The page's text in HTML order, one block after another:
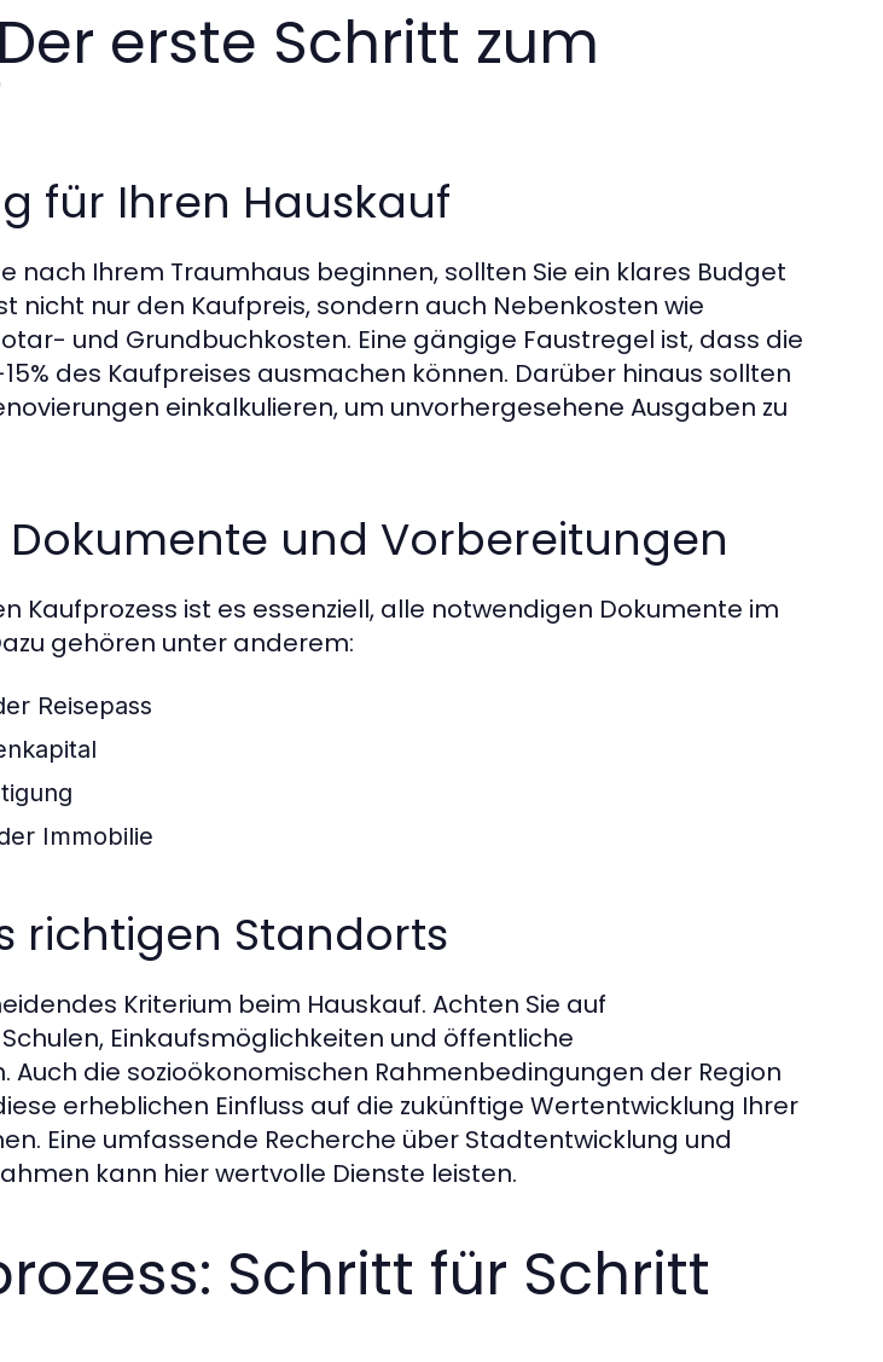
erste Schritt zum
für Ihren Hauskauf
nach Ihrem Traumhaus beginnen, sollten Sie ein klares Budget
nicht nur den Kaufpreis, sondern auch Nebenkosten wie
und Grundbuchkosten. Eine gängige Faustregel ist, dass die
des Kaufpreises ausmachen können. Darüber hinaus sollten
einkalkulieren, um unvorhergesehene Ausgaben zu
und Vorbereitungen
Kaufprozess ist es essenziell, alle notwendigen Dokumente im
gehören unter anderem:
Reisepass
Immobilie
richtigen Standorts
Kriterium beim Hauskauf. Achten Sie auf
Einkaufsmöglichkeiten und öffentliche
Auch die sozioökonomischen Rahmenbedingungen der Region
erheblichen Einfluss auf die zukünftige Wertentwicklung Ihrer
Eine umfassende Recherche über Stadtentwicklung und
kann hier wertvolle Dienste leisten.
Schritt für Schritt